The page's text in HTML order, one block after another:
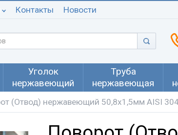
Контакты Новости
Уголок
нержавеющий
Труба
нержавеющая
(Отвод) нержавеющий 50,8x1,5мм AISI